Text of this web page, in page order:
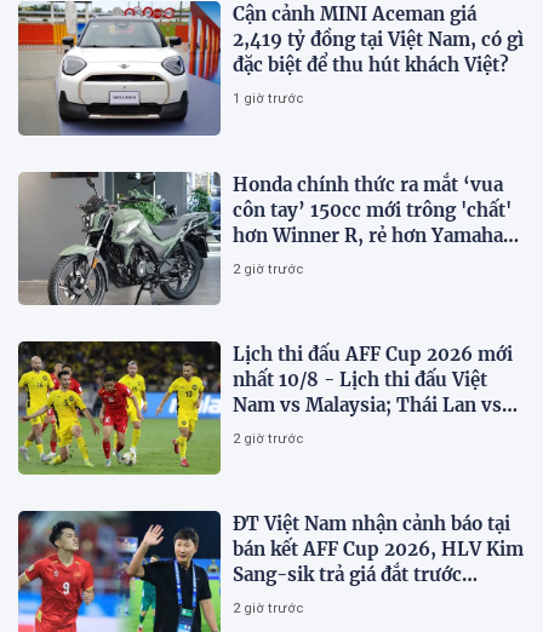
Cận cảnh MINI Aceman giá
2,419 tỷ đồng tại Việt Nam, có gì
đặc biệt để thu hút khách Việt?
1 giờ trước
Honda chính thức ra mắt ‘vua
côn tay’ 150cc mới trông 'chất'
hơn Winner R, rẻ hơn Yamaha
Exciter 10 triệu đồng
2 giờ trước
Lịch thi đấu AFF Cup 2026 mới
nhất 10/8 - Lịch thi đấu Việt
Nam vs Malaysia; Thái Lan vs
Singapore
2 giờ trước
ĐT Việt Nam nhận cảnh báo tại
bán kết AFF Cup 2026, HLV Kim
Sang-sik trả giá đắt trước
Malaysia?
2 giờ trước